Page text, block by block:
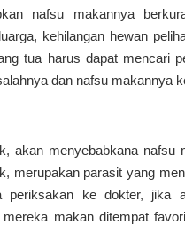
nafsu makannya
kehilangan hewan
tua harus dapat mencari
dan nafsu makannya
akan menyebabkana nafsu
merupakan parasit yang
ke dokter, jika
makan ditempat